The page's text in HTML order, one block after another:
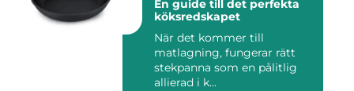
En guide till det perfekta
köksredskapet
När det kommer till
matlagning, fungerar rätt
stekpanna som en pålitlig
allierad i k...